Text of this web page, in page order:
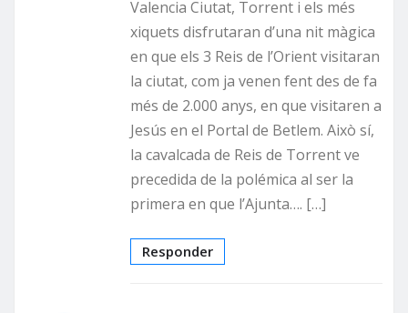
Valencia Ciutat, Torrent i els més
xiquets disfrutaran d’una nit màgica
en que els 3 Reis de l’Orient visitaran
la ciutat, com ja venen fent des de fa
més de 2.000 anys, en que visitaren a
Jesús en el Portal de Betlem. Això sí,
la cavalcada de Reis de Torrent ve
precedida de la polémica al ser la
primera en que l’Ajunta…. […]
Responder